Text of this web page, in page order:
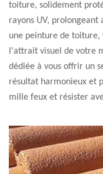
toiture, solidement
rayons UV, prolongeant
une peinture de toiture,
l'attrait visuel de votre
dédiée à vous offrir un
résultat harmonieux et
mille feux et résister